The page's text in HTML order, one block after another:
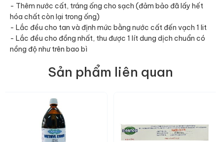
- Thêm nước cất, tráng ống cho sạch (đảm bảo đã lấy hết
hóa chất còn lại trong ống)
- Lắc đều cho tan và định mức bằng nước cất đến vạch 1 lit
- Lắc đều cho đồng nhất, thu được 1 lít dung dịch chuẩn có
nồng độ như trên bao bì
Sản phẩm liên quan